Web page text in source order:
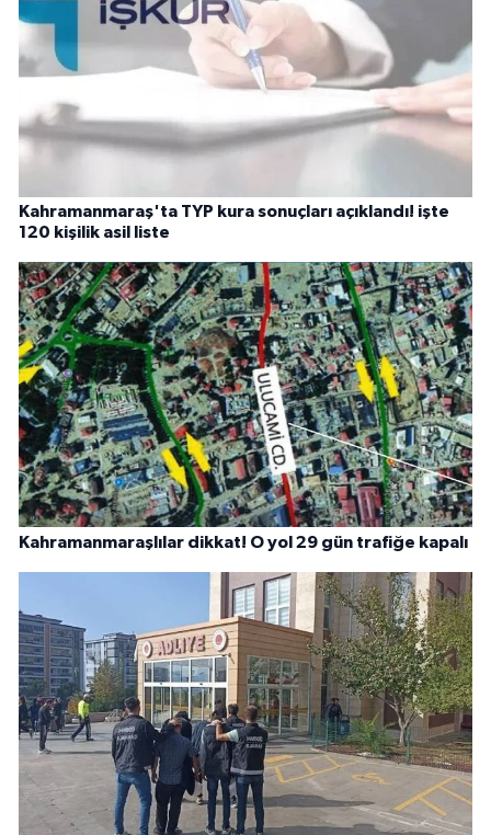
Kahramanmaraş'ta TYP kura sonuçları açıklandı! işte
120 kişilik asil liste
Kahramanmaraşlılar dikkat! O yol 29 gün trafiğe kapalı